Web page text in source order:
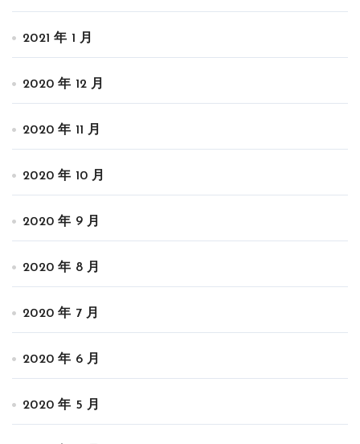
2021 年 1 月
2020 年 12 月
2020 年 11 月
2020 年 10 月
2020 年 9 月
2020 年 8 月
2020 年 7 月
2020 年 6 月
2020 年 5 月